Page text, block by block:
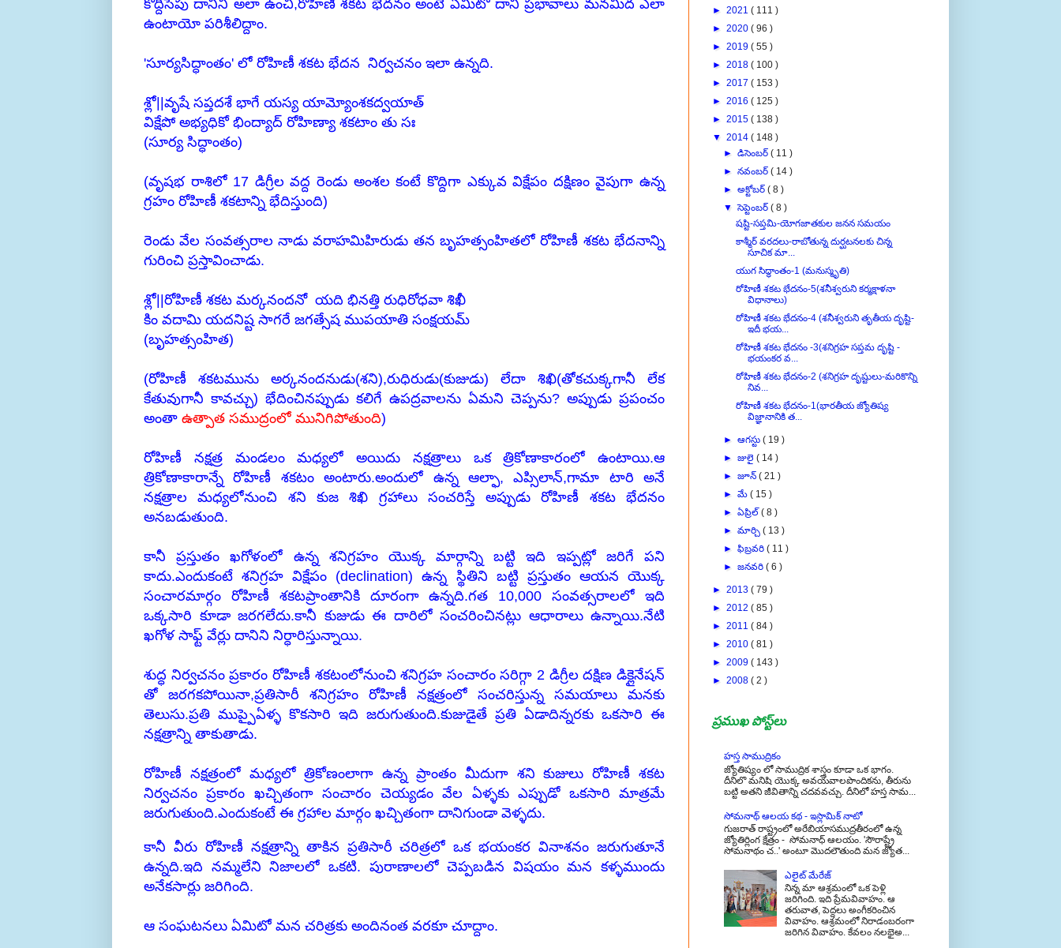
కొద్దిసేపు దానిని అలా ఉంచి,రోహిణీ శకట భేదనం అంటే ఏమిటో దాని ప్రభావాలు మనమీద ఎలా
ఉంటాయో పరిశీలిద్దాం.
'సూర్యసిద్ధాంతం' లో రోహిణీ శకట భేదన నిర్వచనం ఇలా ఉన్నది.
శ్లో||వృషే సప్తదశే భాగే యస్య యామ్యోంశకద్వయాత్
విక్షేపో అభ్యధికో భింద్యాద్ రోహిణ్యా శకటాం తు సః
(సూర్య సిద్ధాంతం)
(వృషభ రాశిలో 17 డిగ్రీల వద్ద రెండు అంశల కంటే కొద్దిగా ఎక్కువ విక్షేపం దక్షిణం వైపుగా ఉన్న
గ్రహం రోహిణీ శకటాన్ని భేదిస్తుంది)
రెండు వేల సంవత్సరాల నాడు వరాహమిహిరుడు తన బృహత్సంహితలో రోహిణీ శకట భేదనాన్ని
గురించి ప్రస్తావించాడు.
శ్లో||రోహిణీ శకట మర్కనందనో యది భినత్తి రుధిరోధవా శిఖీ
కిం వదామి యదనిష్ట సాగరే జగత్సేష ముపయాతి సంక్షయమ్
(బృహత్సంహిత)
(రోహిణీ శకటమును అర్కనందనుడు(శని),రుధిరుడు(కుజుడు) లేదా శిఖి(తోకచుక్కగానీ లేక
కేతువుగానీ కావచ్చు) భేదించినప్పుడు కలిగే ఉపద్రవాలను ఏమని చెప్పను? అప్పుడు ప్రపంచం
అంతా ఉత్పాత సముద్రంలో మునిగిపోతుంది)
రోహిణీ నక్షత్ర మండలం మధ్యలో అయిదు నక్షత్రాలు ఒక త్రికోణాకారంలో ఉంటాయి.ఆ
త్రికోణాకారాన్నే రోహిణీ శకటం అంటారు.అందులో ఉన్న ఆల్ఫా, ఎప్సిలాన్,గామా టారి అనే
నక్షత్రాల మధ్యలోనుంచి శని కుజ శిఖి గ్రహాలు సంచరిస్తే అప్పుడు రోహిణీ శకట భేదనం
అనబడుతుంది.
కానీ ప్రస్తుతం ఖగోళంలో ఉన్న శనిగ్రహం యొక్క మార్గాన్ని బట్టి ఇది ఇప్పట్లో జరిగే పని
కాదు.ఎందుకంటే శనిగ్రహ విక్షేపం (declination) ఉన్న స్థితిని బట్టి ప్రస్తుతం ఆయన యొక్క
సంచారమార్గం రోహిణీ శకటప్రాంతానికి దూరంగా ఉన్నది.గత 10,000 సంవత్సరాలలో ఇది
ఒక్కసారి కూడా జరగలేదు.కానీ కుజుడు ఈ దారిలో సంచరించినట్లు ఆధారాలు ఉన్నాయి.నేటి
ఖగోళ సాఫ్ట్ వేర్లు దానిని నిర్ధారిస్తున్నాయి.
శుద్ధ నిర్వచనం ప్రకారం రోహిణీ శకటంలోనుంచి శనిగ్రహ సంచారం సరిగ్గా 2 డిగ్రీల దక్షిణ డిక్లైనేషన్
తో జరగకపోయినా,ప్రతిసారీ శనిగ్రహం రోహిణీ నక్షత్రంలో సంచరిస్తున్న సమయాలు మనకు
తెలుసు.ప్రతి ముప్పైఏళ్ళ కొకసారి ఇది జరుగుతుంది.కుజుడైతే ప్రతి ఏడాదిన్నరకు ఒకసారి ఈ
నక్షత్రాన్ని తాకుతాడు.
రోహిణీ నక్షత్రంలో మధ్యలో త్రికోణంలాగా ఉన్న ప్రాంతం మీదుగా శని కుజులు రోహిణీ శకట
నిర్వచనం ప్రకారం ఖచ్చితంగా సంచారం చెయ్యడం వేల ఏళ్ళకు ఎప్పుడో ఒకసారి మాత్రమే
జరుగుతుంది.ఎందుకంటే ఈ గ్రహాల మార్గం ఖచ్చితంగా దానిగుండా వెళ్ళదు.
కానీ వీరు రోహిణీ నక్షత్రాన్ని తాకిన ప్రతిసారీ చరిత్రలో ఒక భయంకర వినాశనం జరుగుతూనే
ఉన్నది.ఇది నమ్మలేని నిజాలలో ఒకటి. పురాణాలలో చెప్పబడిన విషయం మన కళ్ళముందు
అనేకసార్లు జరిగింది.
ఆ సంఘటనలు ఏమిటో మన చరిత్రకు అందినంత వరకూ చూద్దాం.
► 2021 ( 111 )
► 2020 ( 96 )
► 2019 ( 55 )
► 2018 ( 100 )
► 2017 ( 153 )
► 2016 ( 125 )
► 2015 ( 138 )
▼ 2014 ( 148 )
►డిసెంబర్( 11 )
►నవంబర్( 14 )
►అక్టోబర్( 8 )
▼సెప్టెంబర్( 8 )
షష్టి-సప్తమి-యోగజాతకుల జనన సమయం
కాశ్మీర్ వరదలు-రాబోతున్న దుర్ఘటనలకు చిన్న
సూచిక మా...
యుగ సిద్ధాంతం-1 (మనుస్మృతి)
రోహిణీ శకట భేదనం-5(శనీశ్వరుని కర్మక్షాళనా
విధానాలు)
రోహిణీ శకట భేదనం-4 (శనీశ్వరుని తృతీయ దృష్టి-
ఇదీ భయ...
రోహిణీ శకట భేదనం -3(శనిగ్రహ సప్తమ దృష్టి -
భయంకర వ...
రోహిణీ శకట భేదనం-2 (శనిగ్రహ దృష్టులు-మరికొన్ని
నివ...
రోహిణీ శకట భేదనం-1(భారతీయ జ్యోతిష్య
విజ్ఞానానికి త...
►ఆగస్టు( 19 )
►జులై( 14 )
►జూన్( 21 )
►మే( 15 )
►ఏప్రిల్( 8 )
►మార్చి( 13 )
►ఫిబ్రవరి( 11 )
►జనవరి( 6 )
► 2013 ( 79 )
► 2012 ( 85 )
► 2011 ( 84 )
► 2010 ( 81 )
► 2009 ( 143 )
► 2008 ( 2 )
ప్రముఖ పోస్ట్‌లు
హస్త సాముద్రికం
జ్యోతిష్యం లో సాముద్రిక శాస్త్రం కూడా ఒక భాగం.
దీనిలొ మనిషి యొక్క అవయవాలపొందికను, తీరును
బట్టి అతని జీవితాన్ని చదవవచ్చు. దీనిలో హస్త సామ...
సోమనాథ్ ఆలయ కథ - ఇస్లామిక్ నాటో
గుజరాత్ రాష్ట్రంలో అరేబియాసముద్రతీరంలో ఉన్న
జ్యోతిర్లింగ క్షేత్రం - సోమనాధ్ ఆలయం. 'సౌరాష్ట్రే
సోమనాథం చ..' అంటూ మొదలౌతుంది మన జ్యోత...
ఎలైట్ మేరేజ్
నిన్న మా ఆశ్రమంలో ఒక పెళ్లి
జరిగింది. ఇది ప్రేమవివాహం. ఆ
తరువాత, పెద్దలు అంగీకరించిన
వివాహం. ఆశ్రమంలో నిరాడంబరంగా
జరిగిన వివాహం. కేవలం నలభైఅ...